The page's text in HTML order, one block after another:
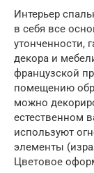
Интерьер
в себя все
утонченности,
декора и
французской
помещению
можно
естественном
используют
элементы
Цветовое